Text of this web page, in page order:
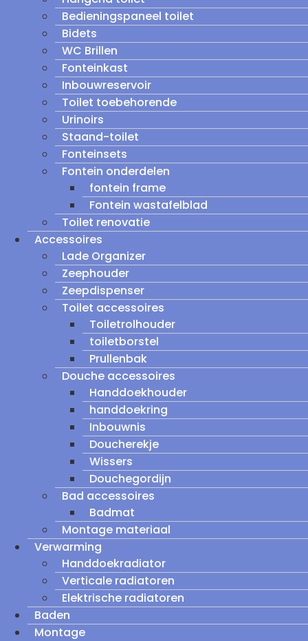
Bedieningspaneel toilet
Bidets
WC Brillen
Fonteinkast
Inbouwreservoir
Toilet toebehorende
Urinoirs
Staand-toilet
Fonteinsets
Fontein onderdelen
fontein frame
Fontein wastafelblad
Toilet renovatie
Accessoires
Lade Organizer
Zeephouder
Zeepdispenser
Toilet accessoires
Toiletrolhouder
toiletborstel
Prullenbak
Douche accessoires
Handdoekhouder
handdoekring
Inbouwnis
Doucherekje
Wissers
Douchegordijn
Bad accessoires
Badmat
Montage materiaal
Verwarming
Handdoekradiator
Verticale radiatoren
Elektrische radiatoren
Baden
Montage